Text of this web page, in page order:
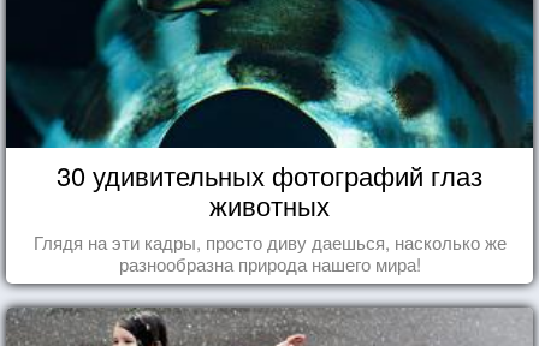
30 удивительных фотографий глаз
животных
Глядя на эти кадры, просто диву даешься, насколько же
разнообразна природа нашего мира!